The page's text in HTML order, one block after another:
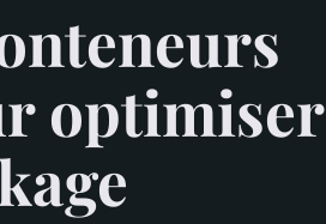
optimiser